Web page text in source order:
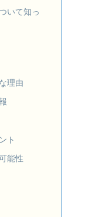
いて知っ
理由
ト
能性